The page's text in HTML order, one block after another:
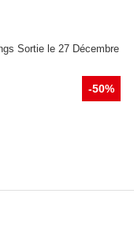
Sortie le 27 Décembre
-50%